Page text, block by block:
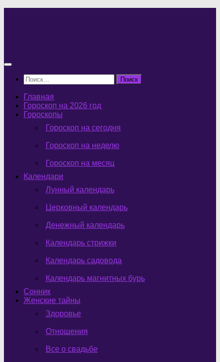
Найти:
Главная
Гороскоп на 2026 год
Гороскопы
Гороскоп на сегодня
Гороскоп на неделю
Гороскоп на месяц
Календари
Лунный календарь
Церковный календарь
Денежный календарь
Календарь стрижки
Календарь садовода
Календарь магнитных бурь
Сонник
Женские тайны
Здоровье
Отношения
Все о свадьбе